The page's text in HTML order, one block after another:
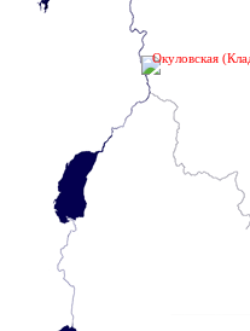
Окуловская